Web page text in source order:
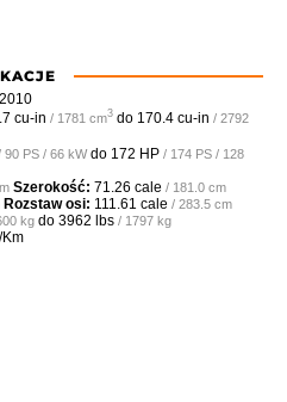
cu-in / 1781 cm3 do 170.4 cu-in / 2792
90 PS / 66 kWdo 172 HP / 174 PS / 128
Szerokość: 71.26 cale / 181.0 cm
Rozstaw osi: 111.61 cale / 283.5 cm
kg do 3962 lbs / 1797 kg